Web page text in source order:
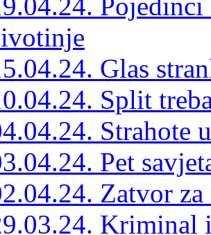
Glas
Split
Strahote
Pet
Zatvor
Kriminal